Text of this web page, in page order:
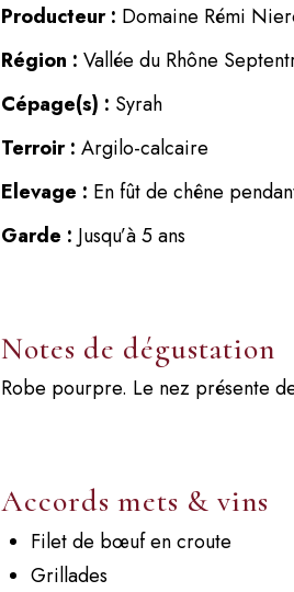
Producteur : Domaine Rémi
Région : Vallée du Rhône
Cépage(s) : Syrah
Terroir : Argilo-calcaire
Elevage : En fût de chêne
Garde : Jusqu’à 5 ans
Notes de dégustation
Robe pourpre. Le nez présente
Accords mets & vins
Filet de bœuf en croute
Grillades